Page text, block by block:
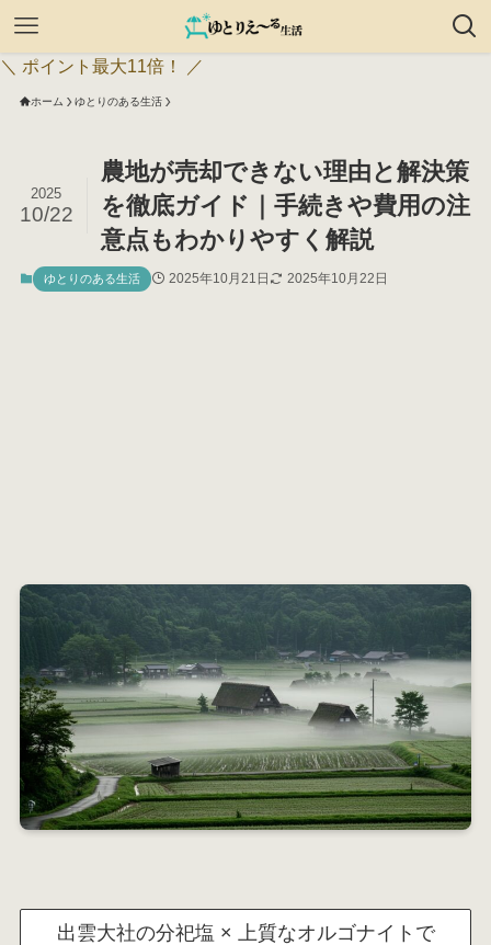
＼ ポイント最大11倍！ ／
ホーム ゆとりのある生活
農地が売却できない理由と解決策
を徹底ガイド｜手続きや費用の注
意点もわかりやすく解説
2025
10/22
ゆとりのある生活 2025年10月21日 2025年10月22日
出雲大社の分祀塩 × 上質なオルゴナイトで